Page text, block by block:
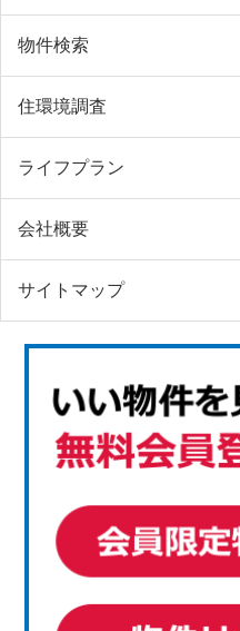
物件検索
住環境調査
ライフプラン
会社概要
サイトマップ